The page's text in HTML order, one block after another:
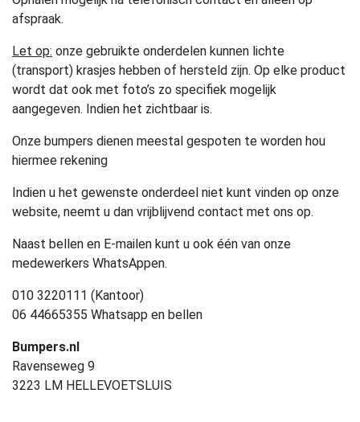
afspraak.
Let op: onze gebruikte onderdelen kunnen lichte
(transport) krasjes hebben of hersteld zijn. Op elke product
wordt dat ook met foto’s zo specifiek mogelijk
aangegeven. Indien het zichtbaar is.
Onze bumpers dienen meestal gespoten te worden hou
hiermee rekening
Indien u het gewenste onderdeel niet kunt vinden op onze
website, neemt u dan vrijblijvend contact met ons op.
Naast bellen en E-mailen kunt u ook één van onze
medewerkers WhatsAppen.
010 3220111 (Kantoor)
06 44665355 Whatsapp en bellen
Bumpers.nl
Ravenseweg 9
3223 LM HELLEVOETSLUIS